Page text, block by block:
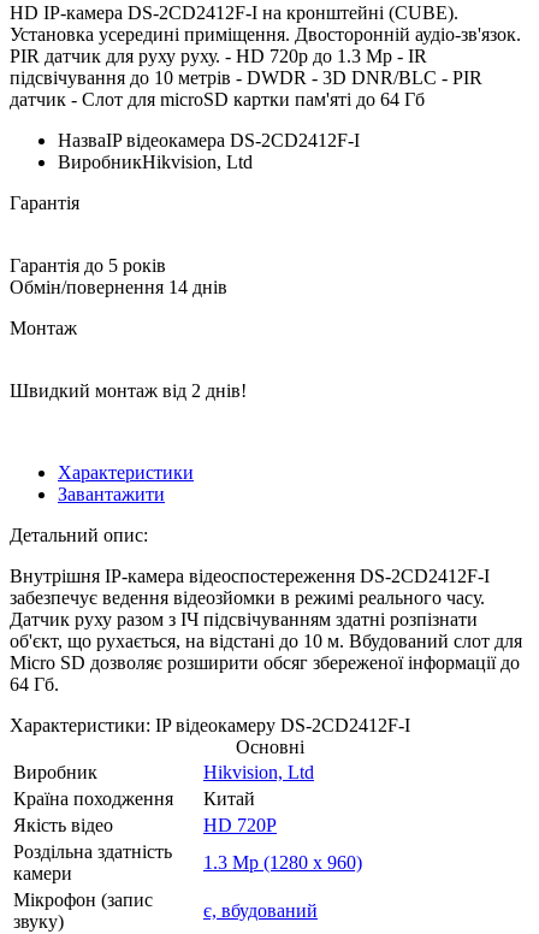
HD IP-камера DS-2CD2412F-I на кронштейні (CUBE).
Установка усередині приміщення. Двосторонній аудіо-зв'язок.
PIR датчик для руху руху. - HD 720p до 1.3 Mp - IR
підсвічування до 10 метрів - DWDR - 3D DNR/BLC - PIR
датчик - Слот для microSD картки пам'яті до 64 Гб
НазваIP відеокамера DS-2CD2412F-I
ВиробникHikvision, Ltd
Гарантія
Гарантія до 5 років
Обмін/повернення 14 днів
Монтаж
Швидкий монтаж від 2 днів!
Характеристики
Завантажити
Детальний опис:
Внутрішня IP-камера відеоспостереження DS-2CD2412F-I
забезпечує ведення відеозйомки в режимі реального часу.
Датчик руху разом з ІЧ підсвічуванням здатні розпізнати
об'єкт, що рухається, на відстані до 10 м. Вбудований слот для
Micro SD дозволяє розширити обсяг збереженої інформації до
64 Гб.
Характеристики: IP відеокамеру DS-2CD2412F-I
Основні
Виробник
Hikvision, Ltd
Країна походження
Китай
Якість відео
HD 720P
Роздільна здатність
камери
1.3 Mp (1280 x 960)
Мікрофон (запис
звуку)
є, вбудований